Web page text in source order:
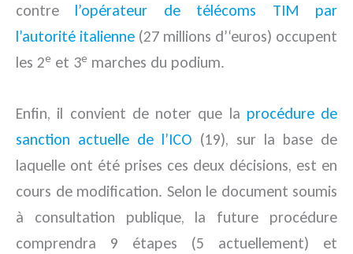
contre l’opérateur de télécoms TIM par
l’autorité italienne (27 millions d’‘euros) occupent
les 2e et 3e marches du podium.
Enfin, il convient de noter que la procédure de
sanction actuelle de l’ICO (19), sur la base de
laquelle ont été prises ces deux décisions, est en
cours de modification. Selon le document soumis
à consultation publique, la future procédure
comprendra 9 étapes (5 actuellement) et